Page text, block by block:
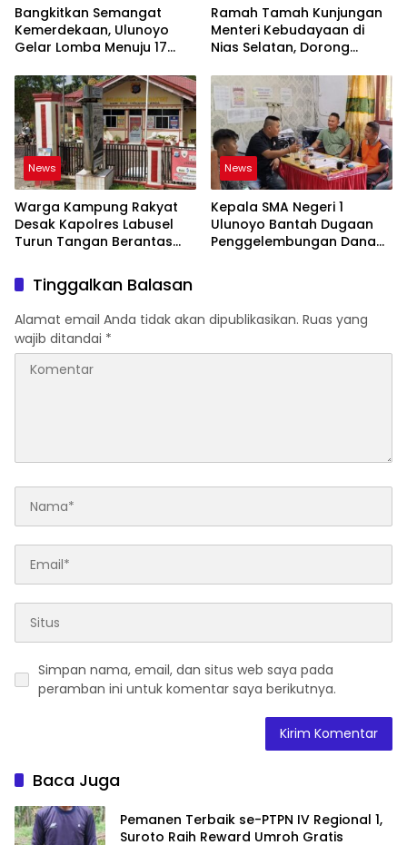
Bangkitkan Semangat
Kemerdekaan, Ulunoyo
Gelar Lomba Menuju 17
Ramah Tamah Kunjungan
Menteri Kebudayaan di
Nias Selatan, Dorong
Target UNESCO
News
Warga Kampung Rakyat
Desak Kapolres Labusel
Turun Tangan Berantas
di Perlabian
News
Kepala SMA Negeri 1
Ulunoyo Bantah Dugaan
Penggelembungan Dana
Tinggalkan Balasan
Alamat email Anda tidak akan dipublikasikan. Ruas yang
wajib ditandai *
Simpan nama, email, dan situs web saya pada
peramban ini untuk komentar saya berikutnya.
Baca Juga
Pemanen Terbaik se-PTPN IV Regional 1,
Suroto Raih Reward Umroh Gratis